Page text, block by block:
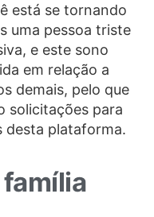
está se tornando
uma pessoa triste
e este sono
em relação a
demais, pelo que
solicitações para
desta plataforma.